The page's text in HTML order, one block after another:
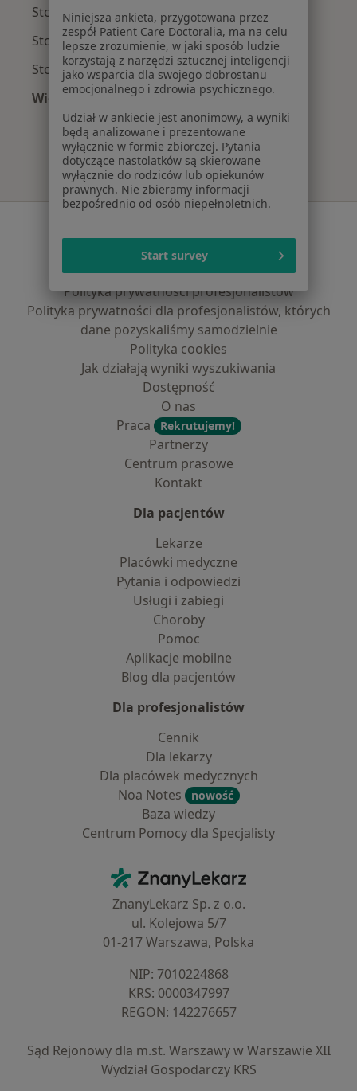
Stomatolodzy z INTER Polska w Warszawie
Stomatolodzy z Signal Iduna w Warszawie
Stomatolodzy z Compensa w Warszawie
Więcej (9)
Więcej w kategorii: Najpopularniejsze
Regulamin
Polityka prywatności pacjentów
Polityka prywatności profesjonalistów
Polityka prywatności dla profesjonalistów, których
dane pozyskaliśmy samodzielnie
Polityka cookies
Jak działają wyniki wyszukiwania
Dostępność
O nas
Praca
Rekrutujemy!
Partnerzy
Centrum prasowe
Kontakt
Dla pacjentów
Lekarze
Placówki medyczne
Pytania i odpowiedzi
Usługi i zabiegi
Choroby
Pomoc
Aplikacje mobilne
Blog dla pacjentów
Dla profesjonalistów
Cennik
Dla lekarzy
Dla placówek medycznych
Noa Notes
nowość
Baza wiedzy
Centrum Pomocy dla Specjalisty
ZnanyLekarz - Strona główna
ZnanyLekarz Sp. z o.o.
ul. Kolejowa 5/7
01-217 Warszawa, Polska
NIP: ⁠7010224868
KRS: ⁠0000347997
REGON: ⁠142276657
Sąd Rejonowy dla m.st. Warszawy w Warszawie XII
Wydział Gospodarczy KRS
Niniejsza ankieta, przygotowana przez
zespół Patient Care Doctoralia, ma na celu
lepsze zrozumienie, w jaki sposób ludzie
korzystają z narzędzi sztucznej inteligencji
jako wsparcia dla swojego dobrostanu
emocjonalnego i zdrowia psychicznego.
Udział w ankiecie jest anonimowy, a wyniki
będą analizowane i prezentowane
wyłącznie w formie zbiorczej. Pytania
dotyczące nastolatków są skierowane
wyłącznie do rodziców lub opiekunów
prawnych. Nie zbieramy informacji
bezpośrednio od osób niepełnoletnich.
Start survey